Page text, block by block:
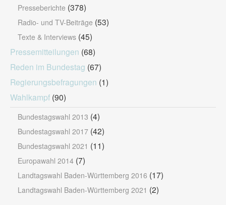
Presseberichte (378)
Radio- und TV-Beiträge (53)
Texte & Interviews (45)
Pressemitteilungen (68)
Reden im Bundestag (67)
Regierungsbefragungen (1)
Wahlkampf (90)
Bundestagswahl 2013 (4)
Bundestagswahl 2017 (42)
Bundestagswahl 2021 (11)
Europawahl 2014 (7)
Landtagswahl Baden-Württemberg 2016 (17)
Landtagswahl Baden-Württemberg 2021 (2)